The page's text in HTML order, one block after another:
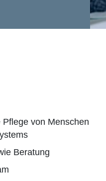
von Menschen
Beratung